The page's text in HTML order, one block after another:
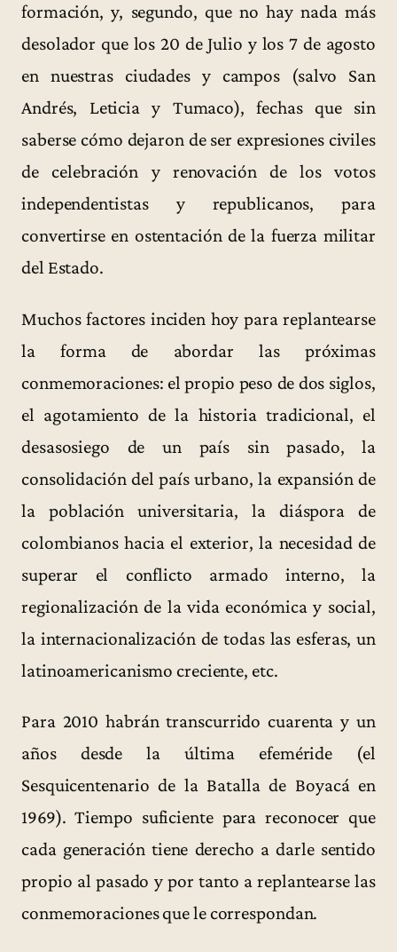
formación, y, segundo, que no hay nada más
desolador que los 20 de Julio y los 7 de agosto
en nuestras ciudades y campos (salvo San
Andrés, Leticia y Tumaco), fechas que sin
saberse cómo dejaron de ser expresiones civiles
de celebración y renovación de los votos
independentistas y republicanos, para
convertirse en ostentación de la fuerza militar
del Estado.
Muchos factores inciden hoy para replantearse
la forma de abordar las próximas
conmemoraciones: el propio peso de dos siglos,
el agotamiento de la historia tradicional, el
desasosiego de un país sin pasado, la
consolidación del país urbano, la expansión de
la población universitaria, la diáspora de
colombianos hacia el exterior, la necesidad de
superar el conflicto armado interno, la
regionalización de la vida económica y social,
la internacionalización de todas las esferas, un
latinoamericanismo creciente, etc.
Para 2010 habrán transcurrido cuarenta y un
años desde la última efeméride (el
Sesquicentenario de la Batalla de Boyacá en
1969). Tiempo suficiente para reconocer que
cada generación tiene derecho a darle sentido
propio al pasado y por tanto a replantearse las
conmemoraciones que le correspondan.